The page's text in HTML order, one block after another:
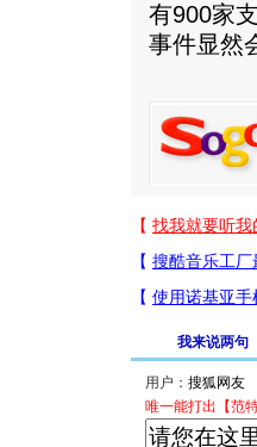
有900家
事件显然
我来说两句
用户：
唯一能打出【范